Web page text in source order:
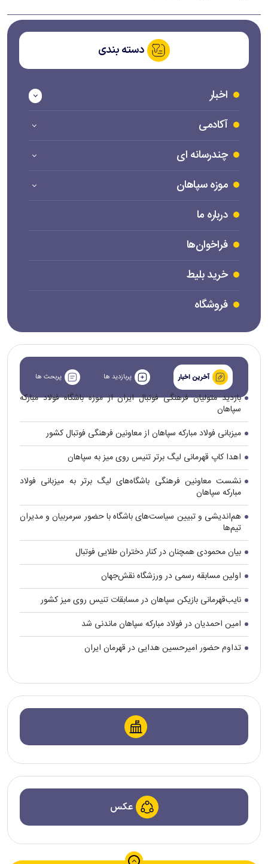
دسته بندی
اخبار
آکادمی
چندرسانه ای
موزه سپاهان
درباره ما
فراخوان‌ها
خرید بلیط
فروشگاه
آخرین اخبار پربازدید ها پربحث ها
بازدید متولیان فرهنگی فوتبال ایران از موزه باشگاه فولاد مبارکه
سپاهان
میزبانی فولاد مبارکه سپاهان از معاونین فرهنگی فوتبال کشور
اهدا کاپ قهرمانی لیگ برتر تنیس روی میز به سپاهان
نشست معاونین فرهنگی باشگاه‌های لیگ برتر به میزبانی فولاد
مبارکه سپاهان
هم‌اندیشی و تبیین سیاست‌های باشگاه با حضور سرمربیان و مدیران
تیم‌ها
بیان محمودی همچنان در کنار دختران طلایی فوتبال
اولین مسابقه رسمی در ورزشگاه نقش‌جهان
نایب‌قهرمانی بازیکن سپاهان در مسابقات تنیس روی میز کشور
امین احمدیان در فولاد مبارکه سپاهان ماندنی شد
تداوم حضور امیرحسین هدایی در قهرمان ایران
عکس